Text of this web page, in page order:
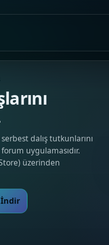
dalış tutkunlarını
uygulamasıdır.
üzerinden
İndir